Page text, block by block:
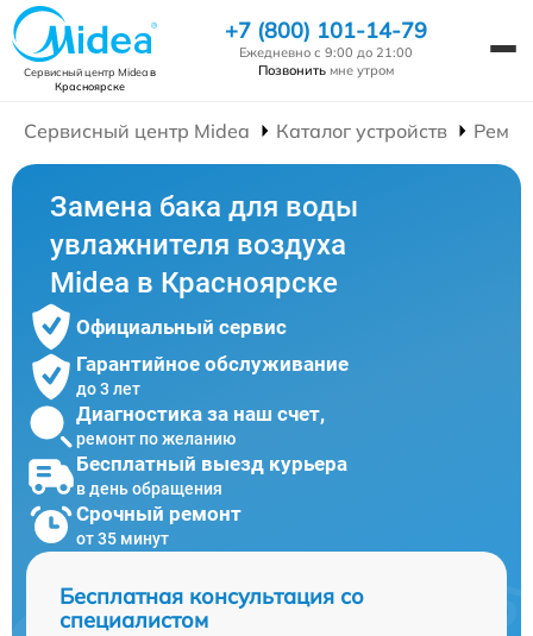
Сервисный центр Mideaв
Красноярске
+7 (800) 101-14-79
Ежедневно с 9:00 до 21:00
Позвонить мне утром
Сервисный центр Midea Каталог устройств
Замена бака для воды
увлажнителя воздуха
Midea в Красноярске
Официальный сервис
Гарантийное обслуживание
до 3 лет
Диагностика за наш счет,
ремонт по желанию
Бесплатный выезд курьера
в день обращения
Срочный ремонт
от 35 минут
Бесплатная консультация со
специалистом